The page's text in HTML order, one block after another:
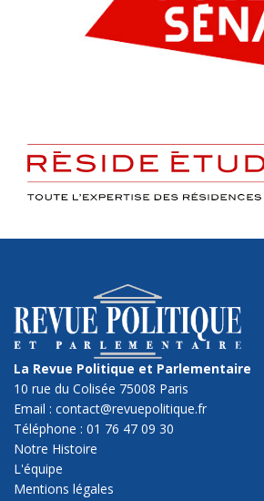
La Revue Politique et Parlementaire
10 rue du Colisée 75008 Paris
Email : contact@revuepolitique.fr
Téléphone : 01 76 47 09 30
Notre Histoire
L'équipe
Mentions légales